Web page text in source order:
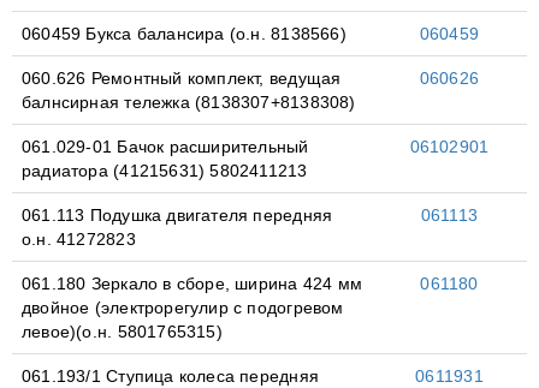
060459 Букса балансира (о.н. 8138566) 060459
060.626 Ремонтный комплект, ведущая
балнсирная тележка (8138307+8138308)
060626
061.029-01 Бачок расширительный
радиатора (41215631) 5802411213
06102901
061.113 Подушка двигателя передняя
о.н. 41272823
061113
061.180 Зеркало в сборе, ширина 424 мм
двойное (электрорегулир с подогревом
левое)(о.н. 5801765315)
061180
061.193/1 Ступица колеса передняя
0611931